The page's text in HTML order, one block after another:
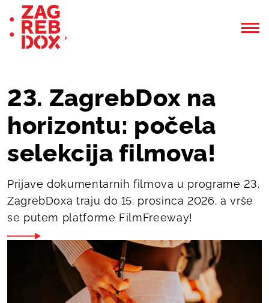
23. ZagrebDox na
horizontu: počela
selekcija filmova!
Prijave dokumentarnih filmova u programe 23.
ZagrebDoxa traju do 15. prosinca 2026. a vrše
se putem platforme FilmFreeway!